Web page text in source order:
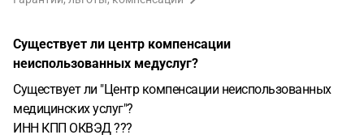
Существует ли центр компенсации
неиспользованных медуслуг?
Существует ли "Центр компенсации неиспользованных
медицинских услуг"?
ИНН КПП ОКВЭД ???